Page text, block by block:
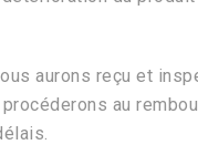
aurons reçu et
au